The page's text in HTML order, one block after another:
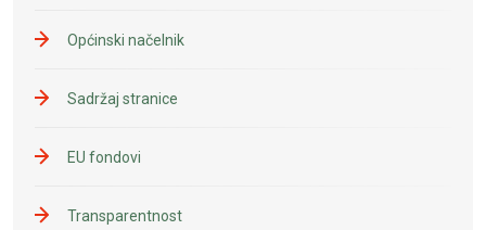
Općinski načelnik
Sadržaj stranice
EU fondovi
Transparentnost